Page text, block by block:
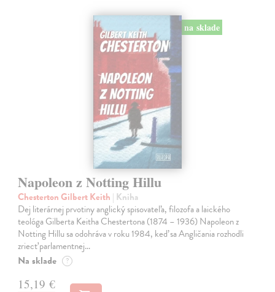
na sklade
Napoleon z Notting Hillu
Chesterton Gilbert Keith | Kniha
Dej literárnej prvotiny anglický spisovateľa, filozofa a laického
teológa Gilberta Keitha Chestertona (1874 – 1936) Napoleon z
Notting Hillu sa odohráva v roku 1984, keď sa Angličania rozhodli
zriecť parlamentnej…
Na sklade ?
15,19 €